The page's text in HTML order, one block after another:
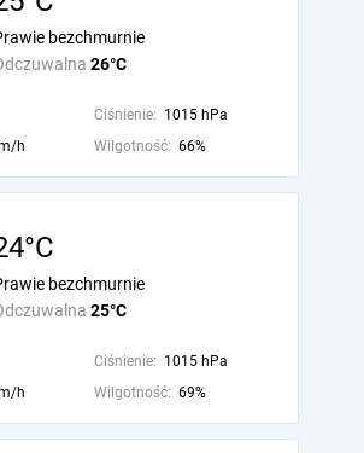
26°C
bezchmurnie
Ciśnienie: 1015 hPa
h Wilgotność: 66%
25°C
bezchmurnie
Ciśnienie: 1015 hPa
h Wilgotność: 69%